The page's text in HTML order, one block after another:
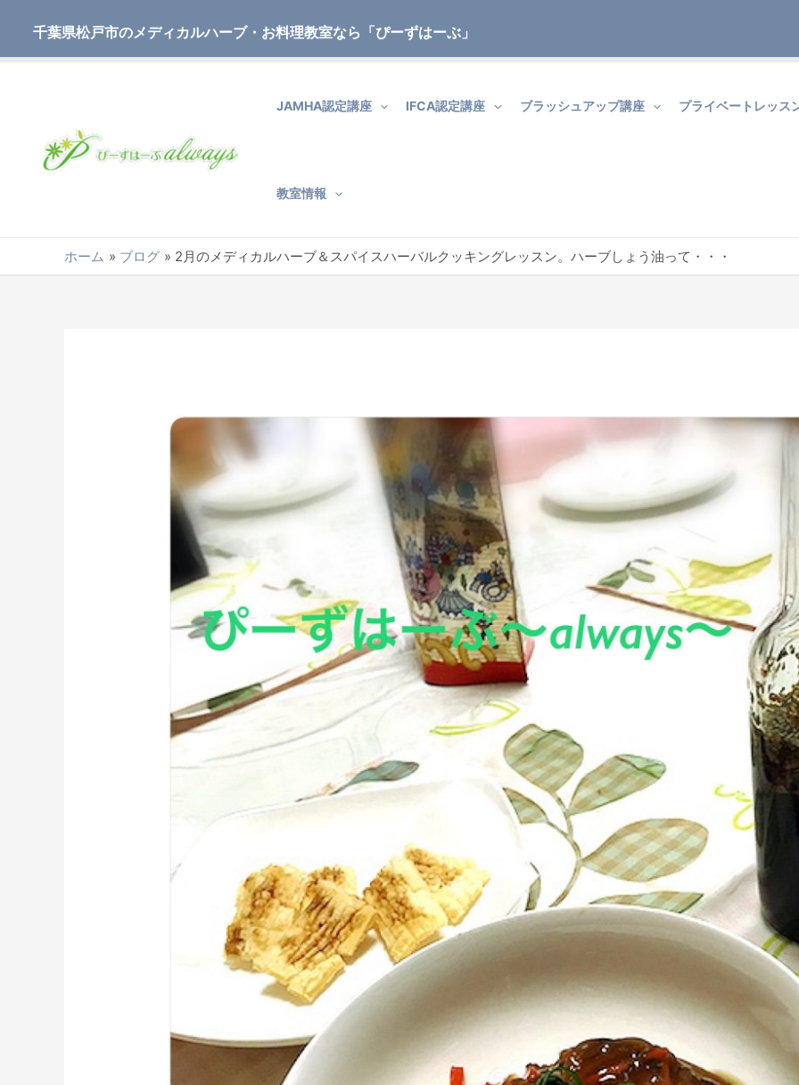
千葉県松戸市のメディカルハーブ・お料理教室なら「ぴーずはーぶ」
JAMHA認定講座 IFCA認定講座 ブラッシュアップ講座 プライベートレッス
教室情報
ホーム ブログ 2月のメディカルハーブ＆スパイスハーバルクッキングレッスン。ハーブしょう油って・・・
navigation